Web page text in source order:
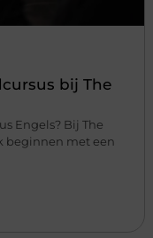
bij The
Engels? Bij The
beginnen met een